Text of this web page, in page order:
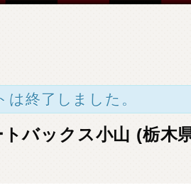
は終了しました。
バックス小山 (栃木